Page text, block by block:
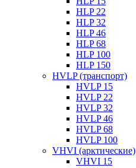
HLP 22
HLP 32
HLP 46
HLP 68
HLP 100
HLP 150
HVLP (транспорт)
HVLP 15
HVLP 22
HVLP 32
HVLP 46
HVLP 68
HVLP 100
VHVI (арктические)
VHVI 15